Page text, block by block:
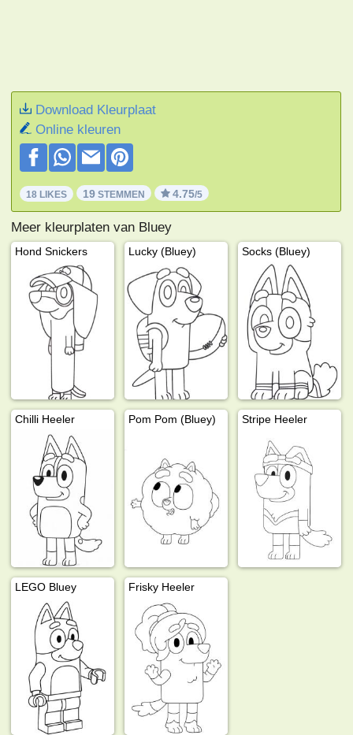
Download Kleurplaat
Online kleuren
18 LIKES 19 STEMMEN 4.75/5
Meer kleurplaten van Bluey
Hond Snickers Lucky (Bluey) Socks (Bluey)
Chilli Heeler Pom Pom (Bluey) Stripe Heeler
LEGO Bluey Frisky Heeler